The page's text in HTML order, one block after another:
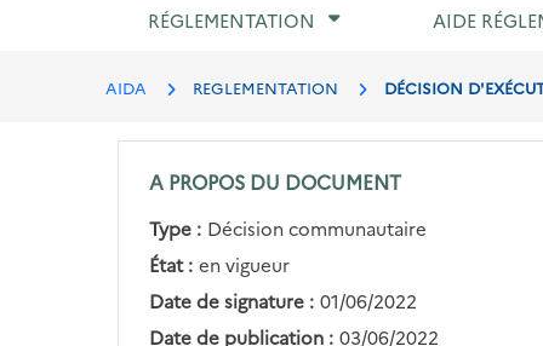
RÉGLEMENTATION AIDE
AIDA REGLEMENTATION DÉCISION
A PROPOS DU DOCUMENT
Type : Décision communautaire
État : en vigueur
Date de signature : 01/06/2022
Date de publication : 03/06/2022